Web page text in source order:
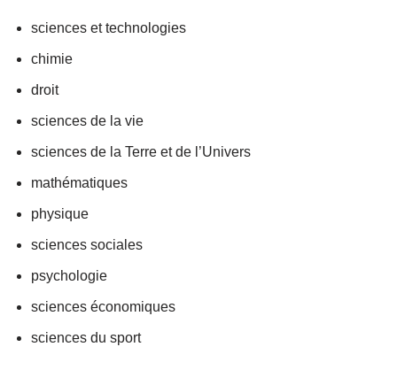
sciences et technologies
chimie
droit
sciences de la vie
sciences de la Terre et de l’Univers
mathématiques
physique
sciences sociales
psychologie
sciences économiques
sciences du sport